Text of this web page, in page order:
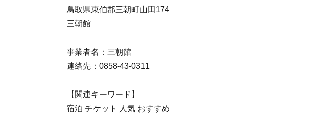
鳥取県東伯郡三朝町山田174
三朝館
事業者名：三朝館
連絡先：0858-43-0311
【関連キーワード】
宿泊 チケット 人気 おすすめ